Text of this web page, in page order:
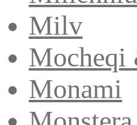
Milv
Mocheqi
Monami